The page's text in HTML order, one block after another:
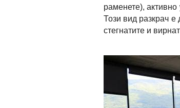
раменете),
Този вид разкрач
стегнатите и